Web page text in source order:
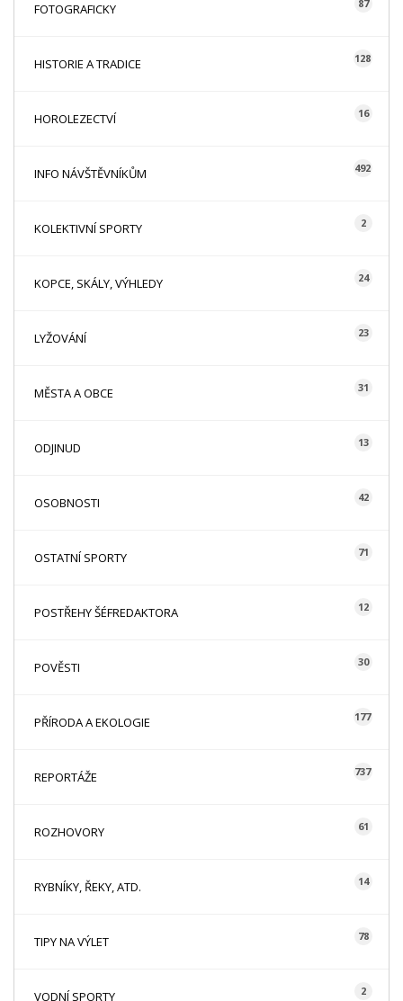
FOTOGRAFICKY 87
HISTORIE A TRADICE 128
HOROLEZECTVÍ 16
INFO NÁVŠTĚVNÍKŮM 492
KOLEKTIVNÍ SPORTY 2
KOPCE, SKÁLY, VÝHLEDY 24
LYŽOVÁNÍ 23
MĚSTA A OBCE 31
ODJINUD 13
OSOBNOSTI 42
OSTATNÍ SPORTY 71
POSTŘEHY ŠÉFREDAKTORA 12
POVĚSTI 30
PŘÍRODA A EKOLOGIE 177
REPORTÁŽE 737
ROZHOVORY 61
RYBNÍKY, ŘEKY, ATD. 14
TIPY NA VÝLET 78
VODNÍ SPORTY 2